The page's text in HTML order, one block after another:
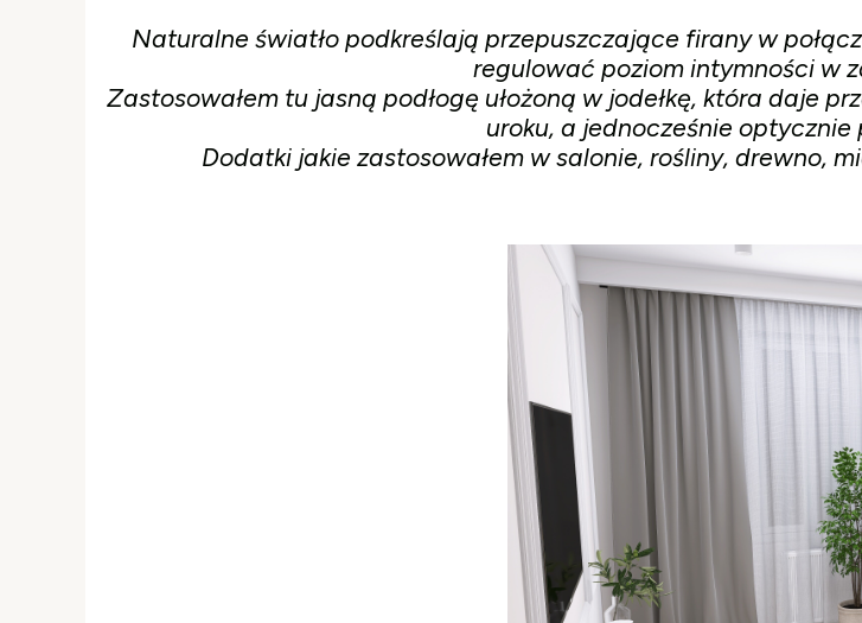
Naturalne światło podkreślają przepuszczające firany w
regulować poziom intymności w
Zastosowałem tu jasną podłogę ułożoną w jodełkę, która daje
uroku, a jednocześnie optycznie
Dodatki jakie zastosowałem w salonie, rośliny, drewno,